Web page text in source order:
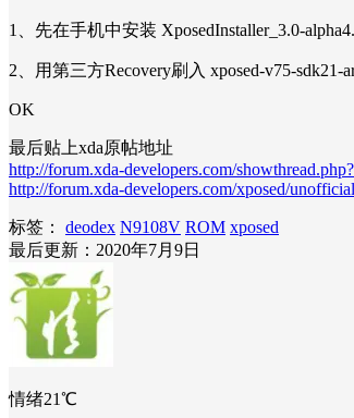
1、先在手机中安装 XposedInstaller_3.0-
2、用第三方Recovery刷入 xposed-v75-
OK
最后贴上xda原帖地址
http://forum.xda-developers.com/
http://forum.xda-developers.com/xposed/
标签： deodex N9108V ROM xposed
最后更新：2020年7月9日
情绪21℃